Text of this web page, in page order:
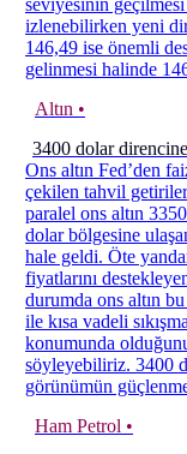
seviyesinin
izlenebilirken yeni
146,49 ise önemli
gelinmesi halinde
Altın •
3400 dolar
Ons altın Fed’den
çekilen tahvil
paralel ons altın
dolar bölgesine
hale geldi. Öte
fiyatlarını
durumda ons altın
ile kısa vadeli
konumunda
söyleyebiliriz. 3400
görünümün
Ham Petrol •